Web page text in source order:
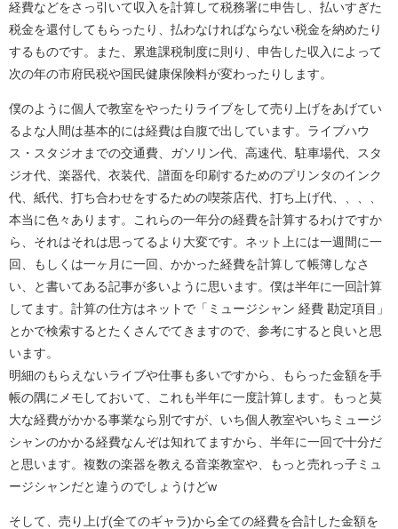
経費などをさっ引いて収入を計算して税務署に申告し、払いすぎた
税金を還付してもらったり、払わなければならない税金を納めたり
するものです。また、累進課税制度に則り、申告した収入によって
次の年の市府民税や国民健康保険料が変わったりします。
僕のように個人で教室をやったりライブをして売り上げをあげてい
るよな人間は基本的には経費は自腹で出しています。ライブハウ
ス・スタジオまでの交通費、ガソリン代、高速代、駐車場代、スタ
ジオ代、楽器代、衣装代、譜面を印刷するためのプリンタのインク
代、紙代、打ち合わせをするための喫茶店代、打ち上げ代、、、、
本当に色々あります。これらの一年分の経費を計算するわけですか
ら、それはそれは思ってるより大変です。ネット上には一週間に一
回、もしくは一ヶ月に一回、かかった経費を計算して帳簿しなさ
い、と書いてある記事が多いように思います。僕は半年に一回計算
してます。計算の仕方はネットで「ミュージシャン 経費 勘定項目」
とかで検索するとたくさんでてきますので、参考にすると良いと思
います。
明細のもらえないライブや仕事も多いですから、もらった金額を手
帳の隅にメモしておいて、これも半年に一度計算します。もっと莫
大な経費がかかる事業なら別ですが、いち個人教室やいちミュージ
シャンのかかる経費なんぞは知れてますから、半年に一回で十分だ
と思います。複数の楽器を教える音楽教室や、もっと売れっ子ミュ
ージシャンだと違うのでしょうけどw
そして、売り上げ(全てのギャラ)から全ての経費を合計した金額を